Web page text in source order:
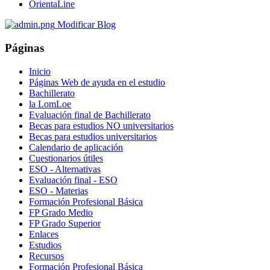
OrientaLine
Modificar Blog
Páginas
Inicio
Páginas Web de ayuda en el estudio
Bachillerato
la LomLoe
Evaluación final de Bachillerato
Becas para estudios NO universitarios
Becas para estudios universitarios
Calendario de aplicación
Cuestionarios útiles
ESO - Alternativas
Evaluación final - ESO
ESO - Materias
Formación Profesional Básica
FP Grado Medio
FP Grado Superior
Enlaces
Estudios
Recursos
Formación Profesional Básica